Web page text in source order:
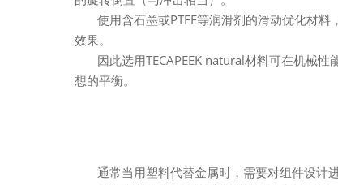
使用含石墨或PTFE等润滑剂的滑动优化材料
效果。
因此选用TECAPEEK natural材料可在机械性
想的平衡。
通常当用塑料代替金属时，需要对组件设计进